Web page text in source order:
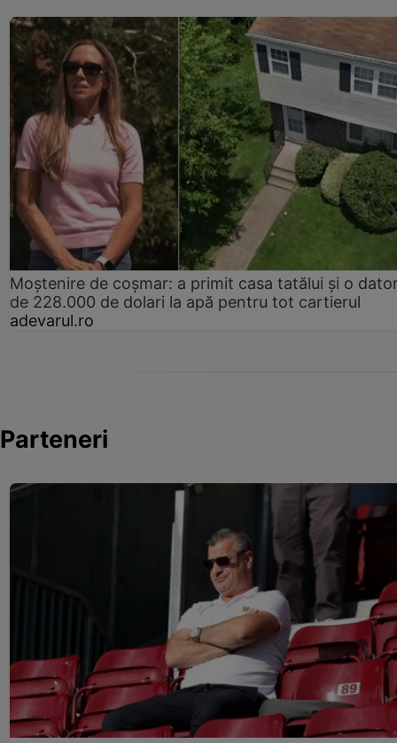
Moștenire de coșmar: a primit casa tatălui și o
de 228.000 de dolari la apă pentru tot cartierul
adevarul.ro
Parteneri